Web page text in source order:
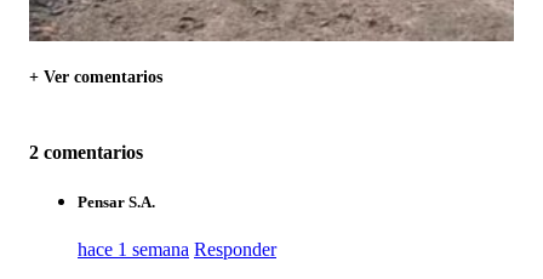
+ Ver comentarios
2 comentarios
Pensar S.A.
hace 1 semana Responder